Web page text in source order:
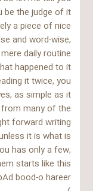
be the judge of it.
a piece of nice
and word-wise,
daily routine
happened to it
it twice, you
as simple as it
many of the
forward writing
it is what is
has only a few,
starts like this:
bood-o hareer …